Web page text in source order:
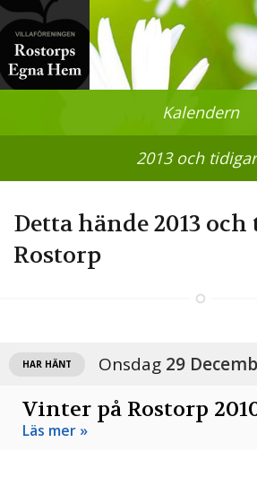
Kalendern
2013 och
Detta hände 2013
Rostorp
HAR HÄNT Onsdag 29
Vinter på Rostorp
Läs mer »